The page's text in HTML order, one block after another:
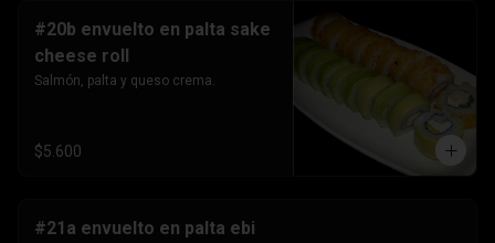
#20b envuelto en palta sake
cheese roll
Salmón, palta y queso crema.
$5.600
#21a envuelto en palta ebi